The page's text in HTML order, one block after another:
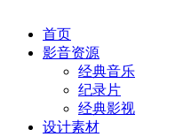
首页
影音资源
经典音乐
纪录片
经典影视
设计素材